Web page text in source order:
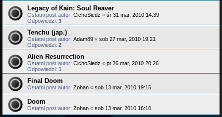
Legacy of Kain: Soul Reaver
Ostatni post autor: CichoSiedz « śr 31 mar, 2010 14:39
Odpowiedzi: 3
Tenchu (jap.)
Ostatni post autor: Adam89 « sob 27 mar, 2010 19:21
Odpowiedzi: 2
Alien Resurrection
Ostatni post autor: CichoSiedz « pt 26 mar, 2010 20:26
Odpowiedzi: 1
Final Doom
Ostatni post autor: Zohan « sob 13 mar, 2010 19:15
Doom
Ostatni post autor: Zohan « sob 13 mar, 2010 16:10